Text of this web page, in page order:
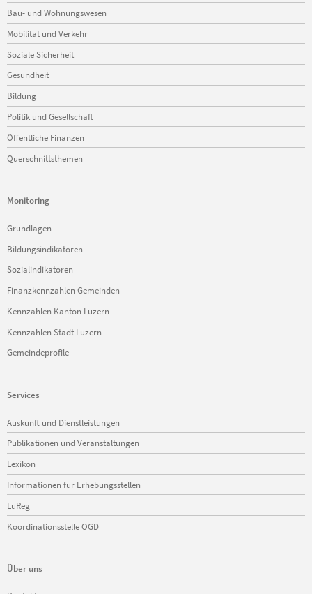
Bau- und Wohnungswesen
Mobilität und Verkehr
Soziale Sicherheit
Gesundheit
Bildung
Politik und Gesellschaft
Öffentliche Finanzen
Querschnittsthemen
Monitoring
Navigation
überspringen
Grundlagen
Bildungsindikatoren
Sozialindikatoren
Finanzkennzahlen Gemeinden
Kennzahlen Kanton Luzern
Kennzahlen Stadt Luzern
Gemeindeprofile
Services
Navigation
überspringen
Auskunft und Dienstleistungen
Publikationen und Veranstaltungen
Lexikon
Informationen für Erhebungsstellen
LuReg
Koordinationsstelle OGD
Über uns
Navigation